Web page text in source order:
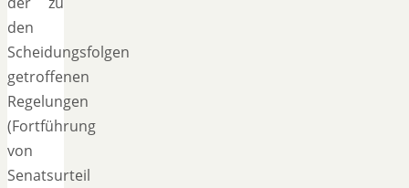
den
Scheidungsfolgen
getroffenen
Regelungen
(Fortführung
von
Senatsurteil